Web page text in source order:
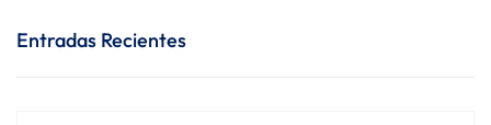
Entradas Recientes